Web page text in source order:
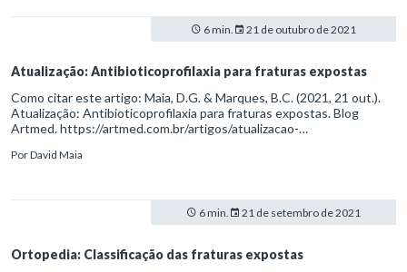
6 min. 21 de outubro de 2021
Atualização: Antibioticoprofilaxia para fraturas expostas
Como citar este artigo: Maia, D.G. & Marques, B.C. (2021, 21 out.).
Atualização: Antibioticoprofilaxia para fraturas expostas. Blog
Artmed. https://artmed.com.br/artigos/atualizacao-
PorDavid Maia
6 min. 21 de setembro de 2021
Ortopedia: Classificação das fraturas expostas